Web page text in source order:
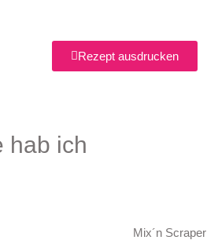
Rezept ausdrucken
hab ich
Mix´n Scraper